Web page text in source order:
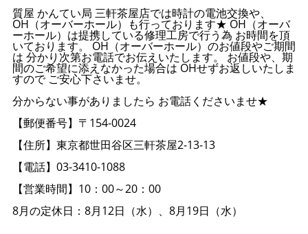
質屋 かんてい局 三軒茶屋店では時計の電池交換や、
OH（オーバーホール）も行っております★ OH（オーバ
ーホール）は提携している修理工房で行う為 お時間を頂
いております。 OH（オーバーホール）のお値段やご期間
は 分かり次第お電話でお伝えいたします。 お値段や、期
間のご希望に添えなかった場合は OHせずお返しいたしま
すので ご安心下さいませ。
分からない事がありましたら お電話くださいませ★
【郵便番号】〒154-0024
【住所】東京都世田谷区三軒茶屋2-13-13
【電話】03-3410-1088
【営業時間】10：00～20：00
8月の定休日：8月12日（水）、8月19日（水）